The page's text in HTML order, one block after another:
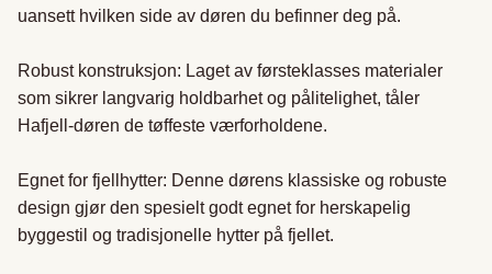
uansett hvilken side av døren du befinner deg på.
Robust konstruksjon: Laget av førsteklasses materialer
som sikrer langvarig holdbarhet og pålitelighet, tåler
Hafjell-døren de tøffeste værforholdene.
Egnet for fjellhytter: Denne dørens klassiske og robuste
design gjør den spesielt godt egnet for herskapelig
byggestil og tradisjonelle hytter på fjellet.